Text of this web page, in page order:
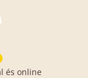
és online